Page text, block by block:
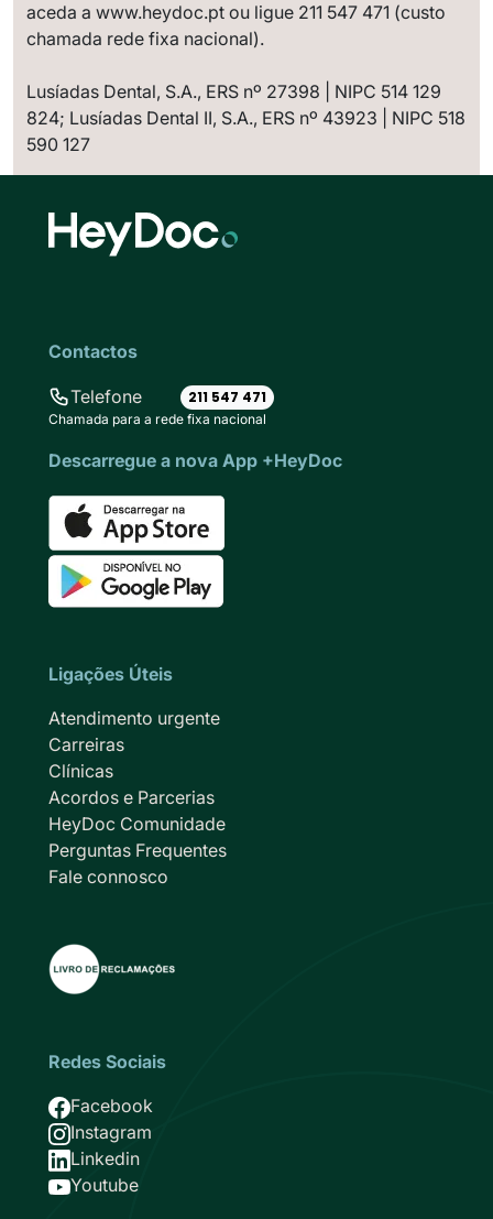
aceda a www.heydoc.pt ou ligue 211 547 471 (custo
chamada rede fixa nacional).
Lusíadas Dental, S.A., ERS nº 27398 | NIPC 514 129
824; Lusíadas Dental II, S.A., ERS nº 43923 | NIPC 518
590 127
Contactos
Telefone 211 547 471
Chamada para a rede fixa nacional
Descarregue a nova App +HeyDoc
Ligações Úteis
Atendimento urgente
Carreiras
Clínicas
Acordos e Parcerias
HeyDoc Comunidade
Perguntas Frequentes
Fale connosco
Redes Sociais
Facebook
Imagem
Instagram
Imagem
Linkedin
Imagem
Youtube
Imagem